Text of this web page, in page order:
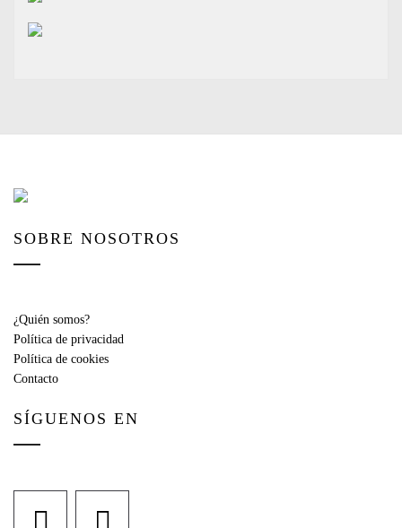
SOBRE NOSOTROS
¿Quién somos?
Política de privacidad
Política de cookies
Contacto
SÍGUENOS EN